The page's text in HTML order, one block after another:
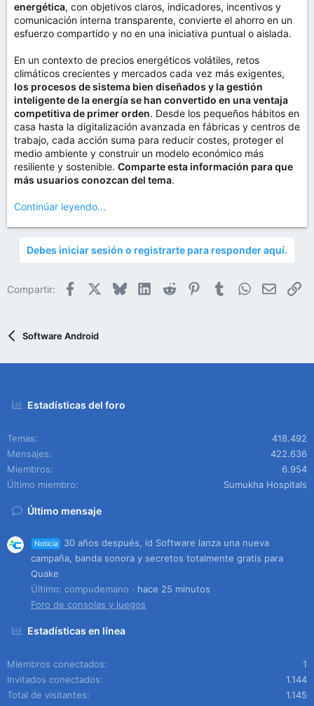
energética, con objetivos claros, indicadores, incentivos y
comunicación interna transparente, convierte el ahorro en un
esfuerzo compartido y no en una iniciativa puntual o aislada.
En un contexto de precios energéticos volátiles, retos
climáticos crecientes y mercados cada vez más exigentes,
los procesos de sistema bien diseñados y la gestión
inteligente de la energía se han convertido en una ventaja
competitiva de primer orden. Desde los pequeños hábitos en
casa hasta la digitalización avanzada en fábricas y centros de
trabajo, cada acción suma para reducir costes, proteger el
medio ambiente y construir un modelo económico más
resiliente y sostenible. Comparte esta información para que
más usuarios conozcan del tema.
Continúar leyendo...
Debes iniciar sesión o registrarte para responder aquí.
Compartir: Facebook BlueskyLinkedIn
Reddit PinterestTumblrWhatsApp
Email
Software Android
Estadísticas del foro
Temas
418.492
Mensajes
422.636
Miembros
6.954
Último miembro
Sumukha Hospitals
Último mensaje
Noticia
30 años después, id Software lanza una nueva
campaña, banda sonora y secretos totalmente gratis para
Quake
Último: compudemano
hace 25 minutos
Foro de consolas y juegos
Estadísticas en línea
Miembros conectados
1
Invitados conectados
1.144
Total de visitantes
1.145